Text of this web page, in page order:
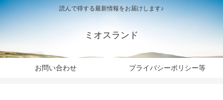
読んで得する最新情報をお届けします♪
ミオスランド
お問い合わせ プライバシーポリシー等